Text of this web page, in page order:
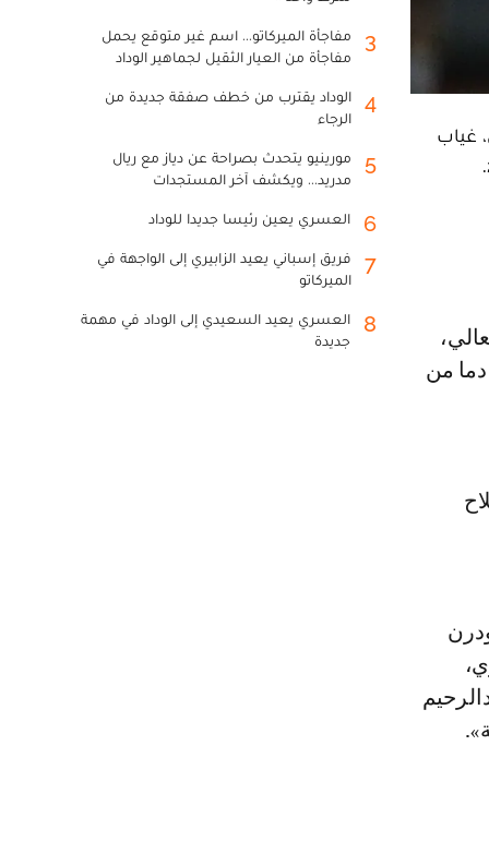
غياب
من
3
مفاجأة الميركاتو... اسم غير متوقع يحمل
مفاجأة من العيار الثقيل لجماهير الوداد
4
الوداد يقترب من خطف صفقة جديدة من
الرجاء
5
مورينيو يتحدث بصراحة عن دياز مع ريال
مدريد... ويكشف آخر المستجدات
6 العسري يعين رئيسا جديدا للوداد
7
فريق إسباني يعيد الزابيري إلى الواجهة في
الميركاتو
8
العسري يعيد السعيدي إلى الوداد في مهمة
جديدة